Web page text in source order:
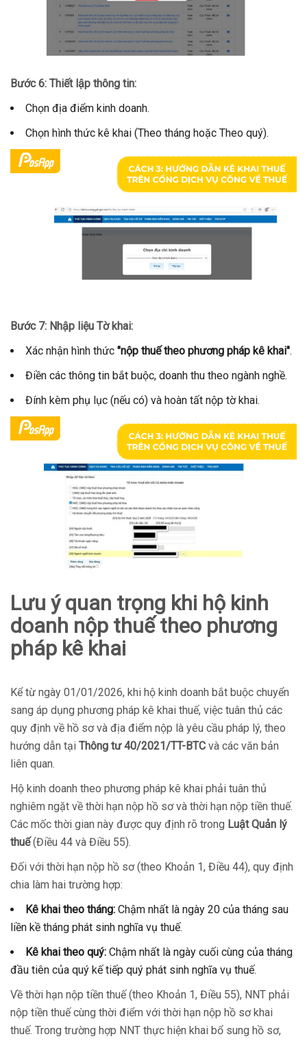
Bước 6: Thiết lập thông tin:
Chọn địa điểm kinh doanh.
Chọn hình thức kê khai (Theo tháng hoặc Theo quý).
Bước 7: Nhập liệu Tờ khai:
Xác nhận hình thức "nộp thuế theo phương pháp kê khai".
Điền các thông tin bắt buộc, doanh thu theo ngành nghề.
Đính kèm phụ lục (nếu có) và hoàn tất nộp tờ khai.
Lưu ý quan trọng khi hộ kinh
doanh nộp thuế theo phương
pháp kê khai
Kể từ ngày 01/01/2026, khi hộ kinh doanh bắt buộc chuyển
sang áp dụng phương pháp kê khai thuế, việc tuân thủ các
quy định về hồ sơ và địa điểm nộp là yêu cầu pháp lý, theo
hướng dẫn tại Thông tư 40/2021/TT-BTC và các văn bản
liên quan.
Hộ kinh doanh theo phương pháp kê khai phải tuân thủ
nghiêm ngặt về thời hạn nộp hồ sơ và thời hạn nộp tiền thuế.
Các mốc thời gian này được quy định rõ trong Luật Quản lý
thuế(Điều 44 và Điều 55).
Đối với thời hạn nộp hồ sơ (theo Khoản 1, Điều 44), quy định
chia làm hai trường hợp:
Kê khai theo tháng: Chậm nhất là ngày 20 của tháng sau
liền kề tháng phát sinh nghĩa vụ thuế.
Kê khai theo quý: Chậm nhất là ngày cuối cùng của tháng
đầu tiên của quý kế tiếp quý phát sinh nghĩa vụ thuế.
Về thời hạn nộp tiền thuế (theo Khoản 1, Điều 55), NNT phải
nộp tiền thuế cùng thời điểm với thời hạn nộp hồ sơ khai
thuế. Trong trường hợp NNT thực hiện khai bổ sung hồ sơ,